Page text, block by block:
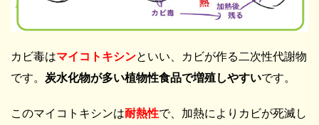
カビ毒はマイコトキシンといい、カビが作る二次性代謝物
です。 炭水化物が多い植物性食品で増殖しやすいです。
このマイコトキシンは耐熱性で、加熱によりカビが死滅し